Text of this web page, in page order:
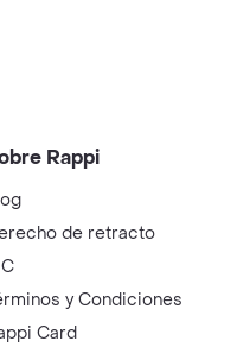
Rappi
de retracto
y Condiciones
Card